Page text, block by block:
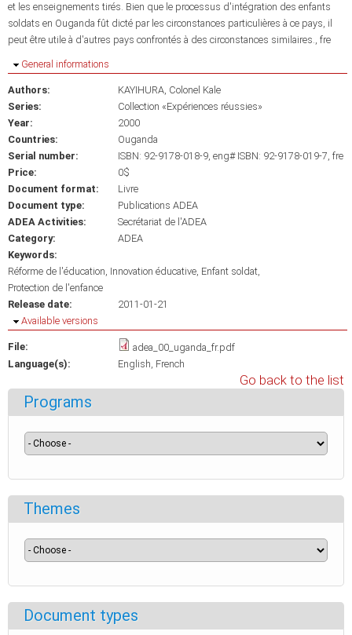
et les enseignements tirés. Bien que le processus d'intégration des enfants
soldats en Ouganda fût dicté par les circonstances particulières à ce pays, il
peut être utile à d'autres pays confrontés à des circonstances similaires., fre
Hide
General informations
Authors:
KAYIHURA, Colonel Kale
Series:
Collection «Expériences réussies»
Year:
2000
Countries:
Ouganda
Serial number:
ISBN: 92-9178-018-9, eng# ISBN: 92-9178-019-7, fre
Price:
0$
Document format:
Livre
Document type:
Publications ADEA
ADEA Activities:
Secrétariat de l'ADEA
Category:
ADEA
Keywords:
Réforme de l'éducation Innovation éducative Enfant soldat
Protection de l'enfance
Release date:
2011-01-21
Hide
Available versions
File:
adea_00_uganda_fr.pdf
Language(s):
English French
Go back to the list
Programs
Themes
Document types